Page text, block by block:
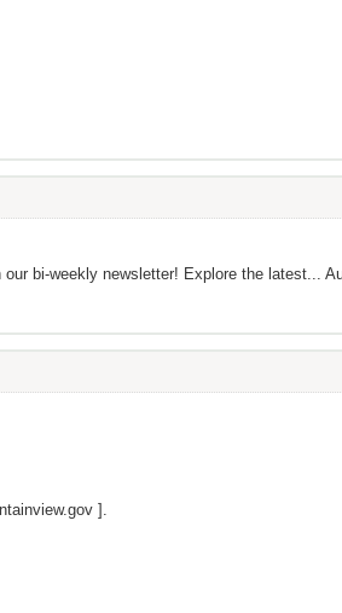
bi-weekly newsletter! Explore the latest...
].